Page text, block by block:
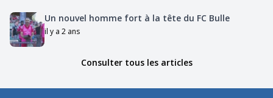
Un nouvel homme fort à la tête du FC Bulle
il y a 2 ans
Consulter tous les articles